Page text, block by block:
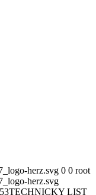
herz.svg 0 0 root
herz.svg
TECHNICKY LIST